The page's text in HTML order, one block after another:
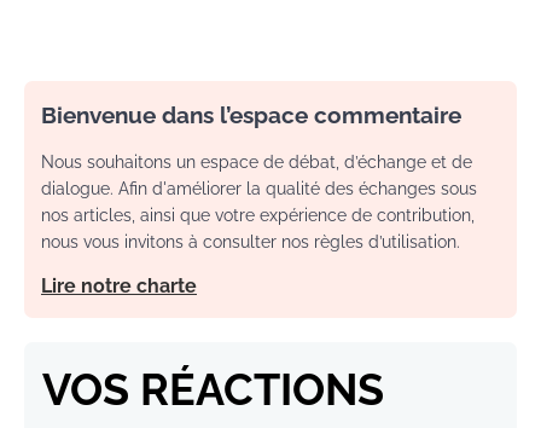
Bienvenue dans l’espace commentaire
Nous souhaitons un espace de débat, d’échange et de
dialogue. Afin d'améliorer la qualité des échanges sous
nos articles, ainsi que votre expérience de contribution,
nous vous invitons à consulter nos règles d’utilisation.
Lire notre charte
VOS RÉACTIONS